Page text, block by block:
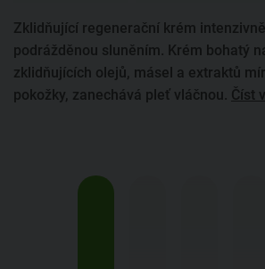
Zklidňující regenerační krém
podrážděnou sluněním. Krém bohatý
zklidňujících olejů, másel a extraktů
pokožky, zanechává pleť vláčnou. Číst